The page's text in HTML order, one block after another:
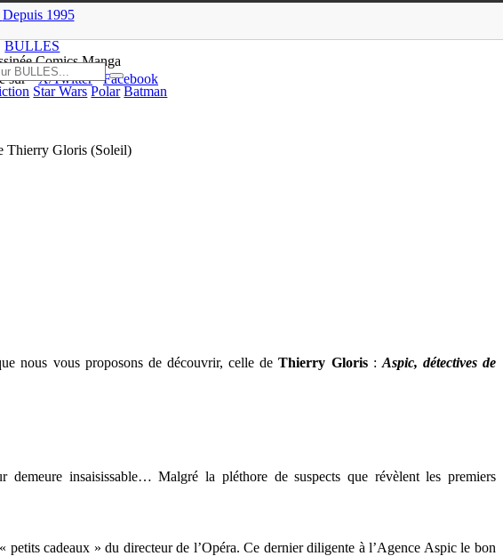
Depuis 1995
BULLES
Comics Manga
Star Wars Polar Batman
sur X/Twitter
Facebook
Thierry Gloris (Soleil)
nous vous proposons de découvrir, celle deThierry Gloris: Aspic, détectives de
demeure insaisissable… Malgré la pléthore de suspects que révèlent les premiers
cadeaux » du directeur de l’Opéra. Ce dernier diligente à l’Agence Aspic le bon